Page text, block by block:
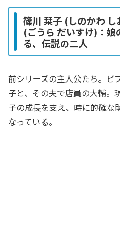
篠川 栞子 (しのかわ
(ごうら だいすけ)：娘
る、伝説の二人
前シリーズの主人公たち。ビ
子と、その夫で店員の大輔。
子の成長を支え、時に的確な
なっている。